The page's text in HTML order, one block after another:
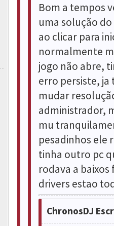
Bom a tempos
uma solução
ao clicar para
normalmente
jogo não abre,
erro persiste,
mudar
administrador,
mu
pesadinhos ele
tinha outro pc
rodava a
drivers estao
ChronosDJ